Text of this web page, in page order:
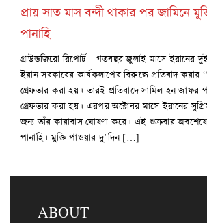
প্রায় সাত মাস বন্দী থাকার পর জামিনে
পানাহি
গ্রাউন্ডজিরো রিপোর্ট গতবছর জুলাই মাসে ইরানের
ইরান সরকারের কার্যকলাপের বিরুদ্ধে প্রতিবাদ করার
গ্রেফতার করা হয়। তারই প্রতিবাদে সামিল হন জাফর
গ্রেফতার করা হয়। এরপর অক্টোবর মাসে ইরানের
জন্য তাঁর কারাবাস ঘোষণা করে। এই শুক্রবার
পানাহি। মুক্তি পাওয়ার দু’দিন […]
ABOUT